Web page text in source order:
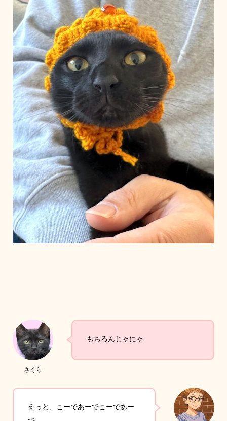
さくら
もちろんじゃにゃ
えっと、こーであーでこーであー